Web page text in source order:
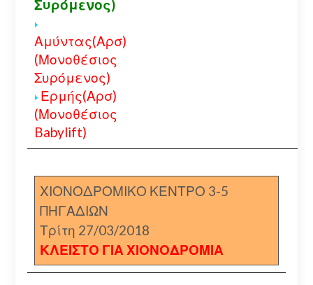
Συρόμενος)
Αμύντας(Αρσ)
(Μονοθέσιος
Συρόμενος)
Ερμής(Αρσ)
(Μονοθέσιος
Babylift)
ΧΙΟΝΟΔΡΟΜΙΚΟ ΚΕΝΤΡΟ 3-5
ΠΗΓΑΔΙΩΝ
Τρίτη 27/03/2018
ΚΛΕΙΣΤΟ ΓΙΑ ΧΙΟΝΟΔΡΟΜΙΑ